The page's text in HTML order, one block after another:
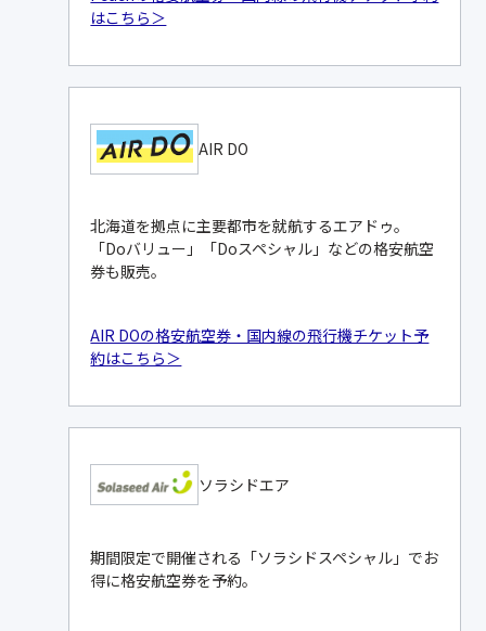
はこちら＞
AIR DO
北海道を拠点に主要都市を就航するエアドゥ。
「Doバリュー」「Doスペシャル」などの格安航空
券も販売。
AIR DOの格安航空券・国内線の飛行機チケット予
約はこちら＞
ソラシドエア
期間限定で開催される「ソラシドスペシャル」でお
得に格安航空券を予約。